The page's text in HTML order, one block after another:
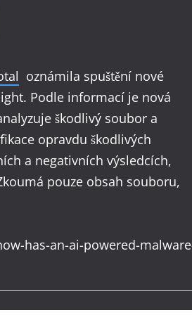
oznámila spuštění nové
Podle informací je nová
škodlivý soubor a
opravdu škodlivých
a negativních výsledcích,
pouze obsah souboru,
has-an-ai-powered-